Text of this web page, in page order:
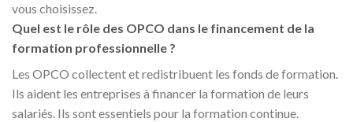
vous choisissez.
Quel est le rôle des OPCO dans le financement de la
formation professionnelle ?
Les OPCO collectent et redistribuent les fonds de formation.
Ils aident les entreprises à financer la formation de leurs
salariés. Ils sont essentiels pour la formation continue.